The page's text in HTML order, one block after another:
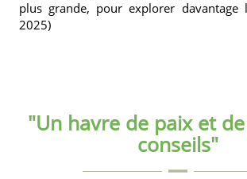
plus grande, pour explorer davantage
2025)
"Un havre de paix et
conseils"